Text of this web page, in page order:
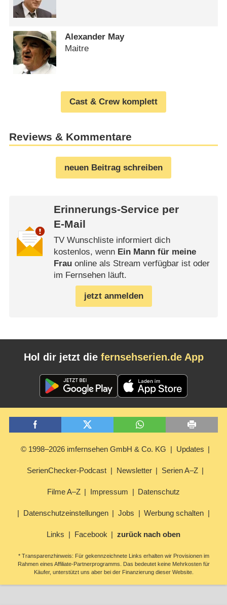
Alexander May
Maitre
Cast & Crew komplett
Reviews & Kommentare
neuen Beitrag schreiben
Erinnerungs-Service per
E-Mail
TV Wunschliste informiert dich
kostenlos, wenn Ein Mann für meine
Frauonline als Stream verfügbar ist oder
im Fernsehen läuft.
jetzt anmelden
Hol dir jetzt die fernsehserien.de App
© 1998–2026 imfernsehen GmbH & Co. KG Updates
SerienChecker-Podcast Newsletter Serien A–Z
Filme A–Z Impressum Datenschutz
Datenschutzeinstellungen Jobs Werbung schalten
Links Facebook zurück nach oben
* Transparenzhinweis: Für gekennzeichnete Links erhalten wir Provisionen im
Rahmen eines Affiliate-Partnerprogramms. Das bedeutet keine Mehrkosten für
Käufer, unterstützt uns aber bei der Finanzierung dieser Website.